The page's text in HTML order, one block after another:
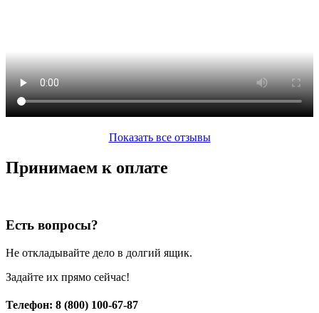
Показать все отзывы
Принимаем к оплате
Есть вопросы?
Не откладывайте дело в долгий ящик.
Задайте их прямо сейчас!
Телефон: 8 (800) 100-67-87